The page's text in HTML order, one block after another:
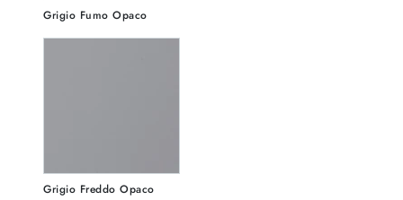
Grigio Fumo Opaco
Grigio Freddo Opaco